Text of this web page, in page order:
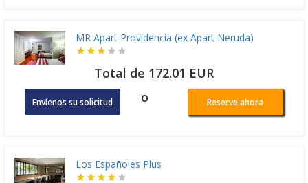
MR Apart Providencia (ex Apart Neruda)
Total de 172.01 EUR
Envíenos su solicitud o Reserve ahora
Los Españoles Plus